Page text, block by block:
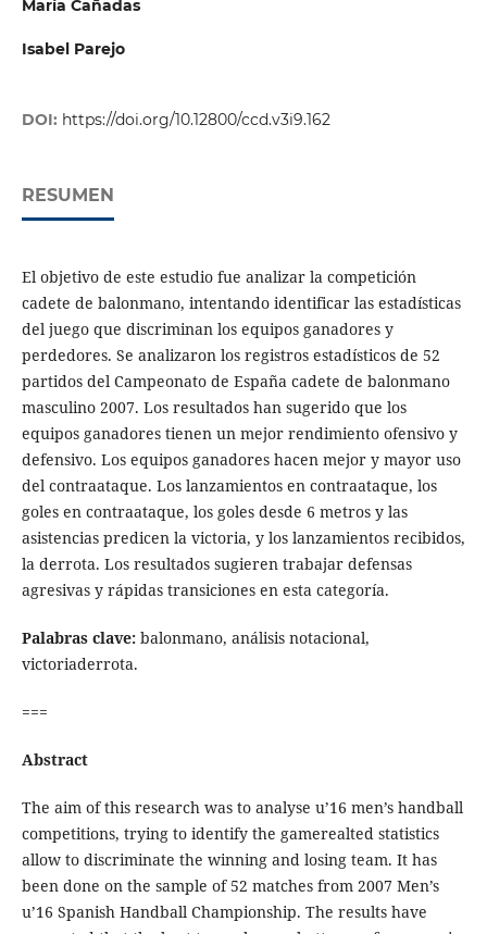
María Cañadas
Isabel Parejo
DOI: https://doi.org/10.12800/ccd.v3i9.162
RESUMEN
El objetivo de este estudio fue analizar la competición
cadete de balonmano, intentando identificar las estadísticas
del juego que discriminan los equipos ganadores y
perdedores. Se analizaron los registros estadísticos de 52
partidos del Campeonato de España cadete de balonmano
masculino 2007. Los resultados han sugerido que los
equipos ganadores tienen un mejor rendimiento ofensivo y
defensivo. Los equipos ganadores hacen mejor y mayor uso
del contraataque. Los lanzamientos en contraataque, los
goles en contraataque, los goles desde 6 metros y las
asistencias predicen la victoria, y los lanzamientos recibidos,
la derrota. Los resultados sugieren trabajar defensas
agresivas y rápidas transiciones en esta categoría.
Palabras clave: balonmano, análisis notacional,
victoriaderrota.
===
Abstract
The aim of this research was to analyse u’16 men’s handball
competitions, trying to identify the gamerealted statistics
allow to discriminate the winning and losing team. It has
been done on the sample of 52 matches from 2007 Men’s
u’16 Spanish Handball Championship. The results have